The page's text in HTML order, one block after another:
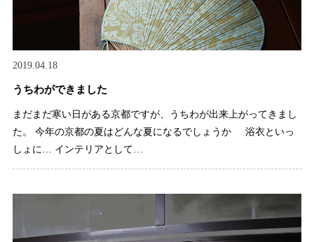
2019.04.18
うちわができました
まだまだ寒い日がある京都ですが、うちわが出来上がってきまし
た。 今年の京都の夏はどんな夏になるでしょうか 浴衣といっ
しょに… インテリアとして…